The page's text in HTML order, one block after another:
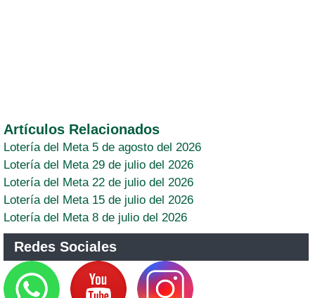
Artículos Relacionados
Lotería del Meta 5 de agosto del 2026
Lotería del Meta 29 de julio del 2026
Lotería del Meta 22 de julio del 2026
Lotería del Meta 15 de julio del 2026
Lotería del Meta 8 de julio del 2026
Redes Sociales